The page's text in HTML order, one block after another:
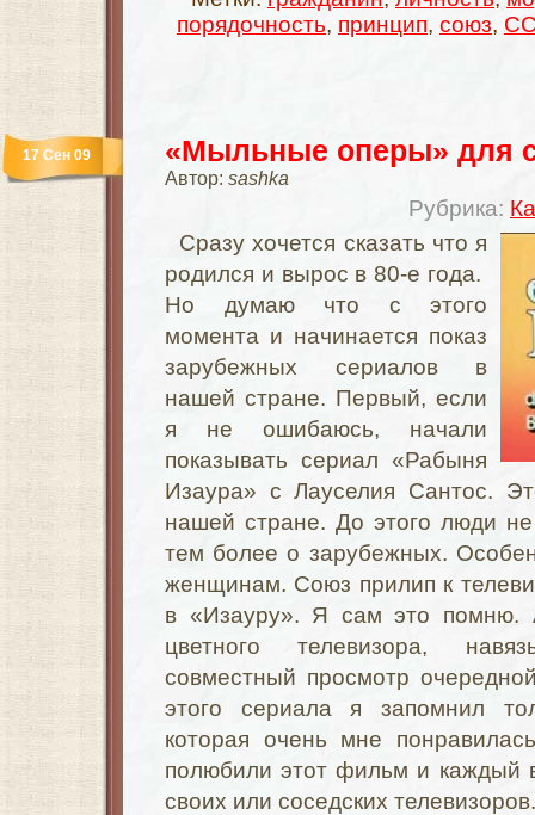
порядочность, принцип, союз,
«Мыльные оперы» для
Автор: sashka
Рубрика:
17 Сен 09
Сразу хочется сказать что я
родился и вырос в 80-е года.
Но думаю что с этого
момента и начинается показ
зарубежных сериалов в
нашей стране. Первый, если
я не ошибаюсь, начали
показывать сериал «Рабыня
Изаура» с Лауселия Сантос.
нашей стране. До этого люди
тем более о зарубежных.
женщинам. Союз прилип к
в «Изауру». Я сам это
цветного телевизора,
совместный просмотр
этого сериала я запомнил
которая очень мне
полюбили этот фильм и каждый
своих или соседских